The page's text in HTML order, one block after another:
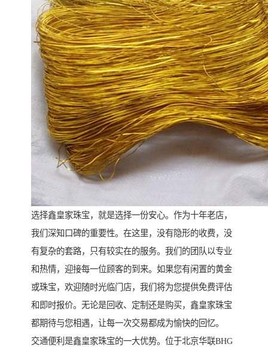
选择鑫皇家珠宝，就是选择一份安心。作为十年老店，
我们深知口碑的重要性。在这里，没有隐形的收费，没
有复杂的套路，只有较实在的服务。我们的团队以专业
和热情，迎接每一位顾客的到来。如果您有闲置的黄金
或珠宝，欢迎随时光临门店，我们将为您提供免费评估
和即时报价。无论是回收、定制还是购买，鑫皇家珠宝
都期待与您相遇，让每一次交易都成为愉快的回忆。
交通便利是鑫皇家珠宝的一大优势。位于北京华联BHG